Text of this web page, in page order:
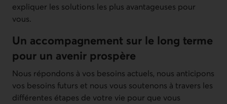
expliquer les solutions les plus avantageuses pour
vous.
Un accompagnement sur le long terme
pour un avenir prospère
Nous répondons à vos besoins actuels, nous anticipons
vos besoins futurs et nous vous soutenons à travers les
différentes étapes de votre vie pour que vous